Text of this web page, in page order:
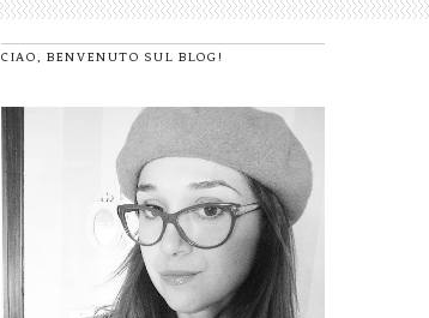
CIAO, BENVENUTO SUL BLOG!